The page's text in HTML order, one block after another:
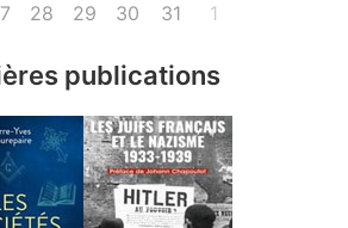
28 29 30 31 1
publications